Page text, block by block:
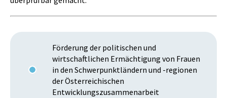
Förderung der politischen und
wirtschaftlichen Ermächtigung von Frauen
in den Schwerpunktländern und -regionen
der Österreichischen
Entwicklungszusammenarbeit